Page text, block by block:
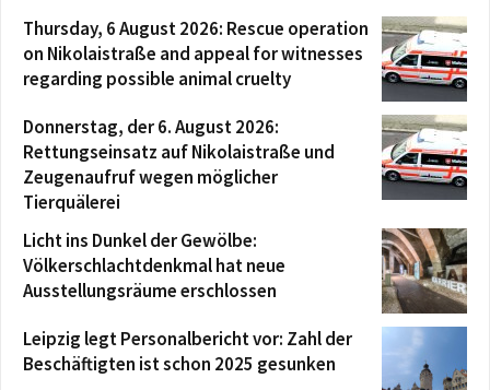
Thursday, 6 August 2026: Rescue operation
on Nikolaistraße and appeal for witnesses
regarding possible animal cruelty
Donnerstag, der 6. August 2026:
Rettungseinsatz auf Nikolaistraße und
Zeugenaufruf wegen möglicher
Tierquälerei
Licht ins Dunkel der Gewölbe:
Völkerschlachtdenkmal hat neue
Ausstellungsräume erschlossen
Leipzig legt Personalbericht vor: Zahl der
Beschäftigten ist schon 2025 gesunken